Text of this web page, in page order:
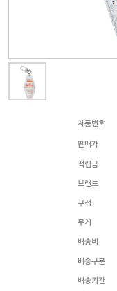
제품번호
판매가
적립금
브랜드
구성
무게
배송비
배송구분
배송기간